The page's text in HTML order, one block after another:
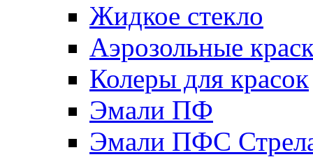
Жидкое стекло
Аэрозольные
Колеры для красок
Эмали ПФ
Эмали ПФС